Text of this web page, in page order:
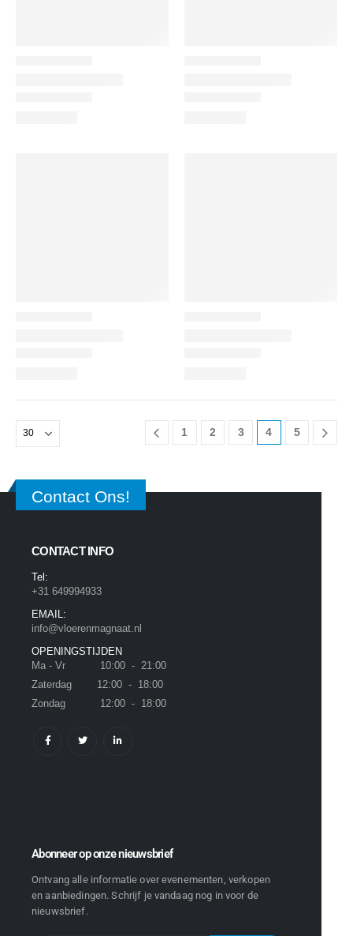
1 2 3 4 5
Contact Ons!
CONTACT INFO
Tel:
+31 649994933
EMAIL:
info@vloerenmagnaat.nl
OPENINGSTIJDEN
Ma - Vr 10:00 - 21:00
Zaterdag 12:00 - 18:00
Zondag 12:00 - 18:00
Abonneer op onze nieuwsbrief
Ontvang alle informatie over evenementen, verkopen
en aanbiedingen. Schrijf je vandaag nog in voor de
nieuwsbrief.